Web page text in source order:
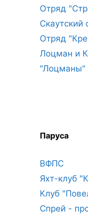
Отряд
Скаутский
Отряд
Лоцман и
"Лоцманы"
Паруса
ВФПС
Яхт-клуб
Клуб
Спрей -